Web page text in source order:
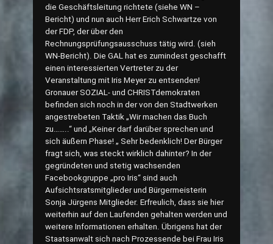
die Geschäftsleitung richtete (siehe WN –
Bericht) und nun auch Herr Erich Schwartze von
der FDP, der über den
Rechnungsprüfungsausschuss tätig wird. (sieh
WN-Bericht). Die GAL hat es zumindest geschafft
einen interessierten Vertreter zu der
Veranstaltung mit Iris Meyer zu entsenden!
Gronauer SOZIAL- und CHRISTdemokraten
befinden sich noch in der von den Stadtwerken
angestrebeten Taktik „Wir machen das Buch
zu……..“ und „Keiner darf darüber sprechen und
sich äußern Phase! „ Sehr bedenklich! Der Bürger
fragt sich, was steckt wirklich dahinter? In der
gegründeten und stetig wachsenden
Facebookgruppe „pro Iris“ sind auch
Aufsichtsratsmitglieder und Bürgermeisterin
Sonja Jürgens Mitglieder. Erfreulich, dass sie hier
weiterhin auf den Laufenden gehalten werden und
weitere Informationen erhalten. Übrigens hat der
Staatsanwalt sich nach Prozessende bei Frau Iris